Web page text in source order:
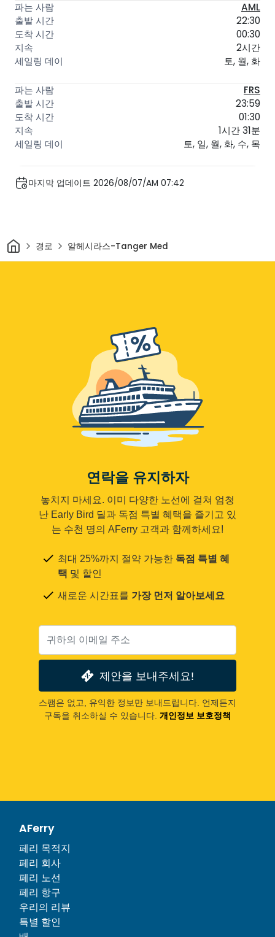
AML
22:30
00:30
2시간
토, 월, 화
FRS
23:59
01:30
1시간 31분
토, 일, 월, 화, 수, 목
마지막 업데이트 2026/08/07/AM 07:42
집 경로 알헤시라스-Tanger Med
연락을 유지하자
놓치지 마세요. 이미 다양한 노선에 걸쳐 엄청
난 Early Bird 딜과 독점 특별 혜택을 즐기고 있
는 수천 명의 AFerry 고객과 함께하세요!
최대 25%까지 절약 가능한 독점 특별 혜
택 및 할인
새로운 시간표를 가장 먼저 알아보세요
제안을 보내주세요!
스팸은 없고, 유익한 정보만 보내드립니다. 언제든지
구독을 취소하실 수 있습니다. 개인정보 보호정책
AFerry
페리 목적지
페리 회사
페리 노선
페리 항구
우리의 리뷰
특별 할인